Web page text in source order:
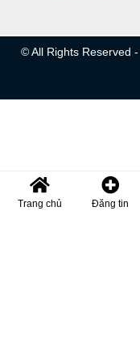
© All Rights Reserved
Trang chủ Đăng tin